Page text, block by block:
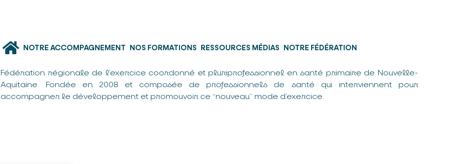
NOTRE ACCOMPAGNEMENT NOS FORMATIONS RESSOURCES MÉDIAS NOTRE FÉDÉRATION
Fédération régionale de l’exercice coordonné et pluriprofessionnel en santé primaire de Nouvelle-
Aquitaine. Fondée en 2008 et composée de professionnels de santé qui interviennent pour
accompagner le développement et promouvoir ce “nouveau” mode d’exercice.